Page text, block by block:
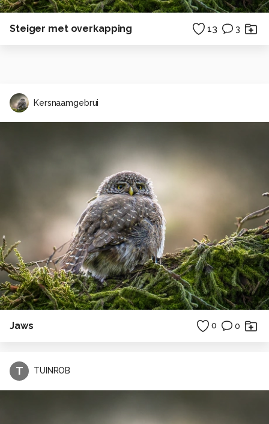
Steiger met overkapping 13 3
Kersnaamgebrui
Jaws 0 0
T TUINROB